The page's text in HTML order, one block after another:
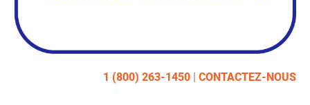
1 (800) 263-1450 | CONTACTEZ-NOUS